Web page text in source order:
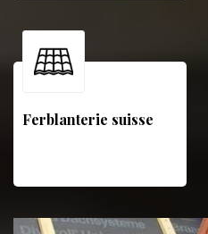
Ferblanterie suisse